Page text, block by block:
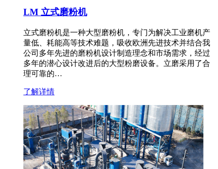
LM 立式磨粉机
立式磨粉机是一种大型磨粉机，专门为解决工业磨机产
量低、耗能高等技术难题，吸收欧洲先进技术并结合我
公司多年先进的磨粉机设计制造理念和市场需求，经过
多年的潜心设计改进后的大型粉磨设备。立磨采用了合
理可靠的…
了解详情